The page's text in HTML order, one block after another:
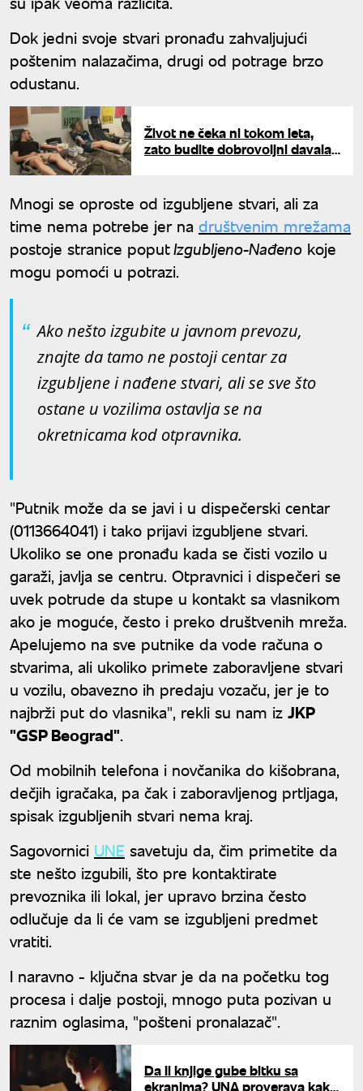
Dok jedni svoje stvari pronađu zahvaljujući
poštenim nalazačima, drugi od potrage brzo
odustanu.
Život ne čeka ni tokom leta,
zato budite dobrovoljni davalac
Mnogi se oproste od izgubljene stvari, ali za
time nema potrebe jer na društvenim mrežama
postoje stranice poputIzgubljeno-Nađeno koje
mogu pomoći u potrazi.
Ako nešto izgubite u javnom prevozu,
znajte da tamo ne postoji centar za
izgubljene i nađene stvari, ali se sve što
ostane u vozilima ostavlja se na
okretnicama kod otpravnika.
"Putnik može da se javi i u dispečerski centar
(0113664041) i tako prijavi izgubljene stvari.
Ukoliko se one pronađu kada se čisti vozilo u
garaži, javlja se centru. Otpravnici i dispečeri se
uvek potrude da stupe u kontakt sa vlasnikom
ako je moguće, često i preko društvenih mreža.
Apelujemo na sve putnike da vode računa o
stvarima, ali ukoliko primete zaboravljene stvari
u vozilu, obavezno ih predaju vozaču, jer je to
najbrži put do vlasnika", rekli su nam iz JKP
"GSP Beograd".
Od mobilnih telefona i novčanika do kišobrana,
dečjih igračaka, pa čak i zaboravljenog prtljaga,
spisak izgubljenih stvari nema kraj.
Sagovornici UNE savetuju da, čim primetite da
ste nešto izgubili, što pre kontaktirate
prevoznika ili lokal, jer upravo brzina često
odlučuje da li će vam se izgubljeni predmet
vratiti.
I naravno - ključna stvar je da na početku tog
procesa i dalje postoji, mnogo puta pozivan u
raznim oglasima, "pošteni pronalazač".
Da li knjige gube bitku sa
ekranima? UNA proverava kako